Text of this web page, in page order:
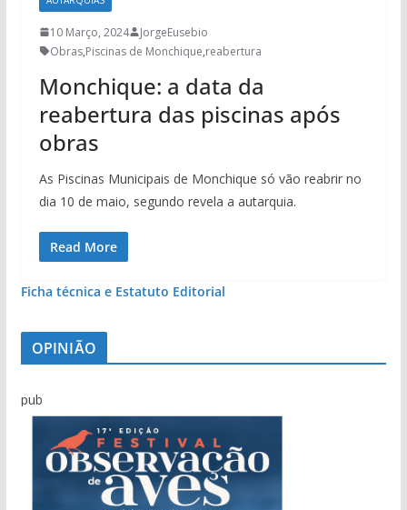
10 Março, 2024
JorgeEusebio
Obras,Piscinas de Monchique,reabertura
Monchique: a data da
reabertura das piscinas após
obras
As Piscinas Municipais de Monchique só vão reabrir no
dia 10 de maio, segundo revela a autarquia.
Read More
Ficha técnica e Estatuto Editorial
OPINIÃO
pub